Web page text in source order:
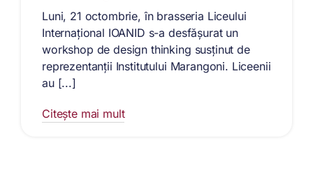
Luni, 21 octombrie, în brasseria Liceului
Internațional IOANID s-a desfășurat un
workshop de design thinking susținut de
reprezentanții Institutului Marangoni. Liceenii
au [...]
Citește mai mult